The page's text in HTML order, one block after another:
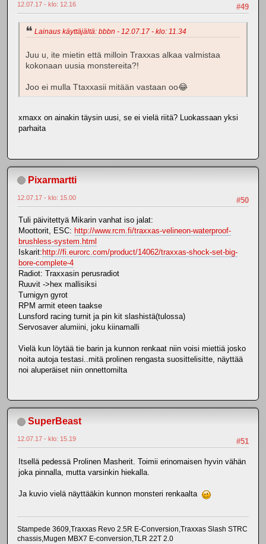
#49
12.07.17 - klo: 12.16
Lainaus käyttäjältä: bbbn - 12.07.17 - klo: 11.34
Juu u, ite mietin että milloin Traxxas alkaa valmistaa
kokonaan uusia monstereita?!
Joo ei mulla Ttaxxasii mitään vastaan oo😂
xmaxx on ainakin täysin uusi, se ei vielä riitä? Luokassaan yksi
parhaita
Pixarmartti
#50
12.07.17 - klo: 15.00
Tuli päivitettyä Mikarin vanhat iso jalat:
Moottorit, ESC: http://www.rcm.fi/traxxas-velineon-waterproof-
brushless-system.html
Iskarit: http://fi.eurorc.com/product/14062/traxxas-shock-set-big-
bore-complete-4
Radiot: Traxxasin perusradiot
Ruuvit ->hex mallisiksi
Turnigyn gyrot
RPM armit eteen taakse
Lunsford racing turnit ja pin kit slashistä(tulossa)
Servosaver alumiini, joku kiinamalli
Vielä kun löytää tie barin ja kunnon renkaat niin voisi miettiä josko
noita autoja testasi..mitä prolinen rengasta suosittelisitte, näyttää
noi aluperäiset niin onnettomilta
SuperBeast
#51
12.07.17 - klo: 15.19
Itsellä pedessä Prolinen Masherit. Toimii erinomaisen hyvin vähän
joka pinnalla, mutta varsinkin hiekalla.
Ja kuvio vielä näyttääkin kunnon monsteri renkaalta
Stampede 3609,Traxxas Revo 2.5R E-Conversion,Traxxas Slash STRC
chassis,Mugen MBX7 E-conversion,TLR 22T 2.0